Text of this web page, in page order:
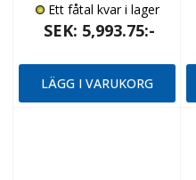
Ett fåtal kvar i lager
SEK: 5,993.75:-
LÄGG I VARUKORG